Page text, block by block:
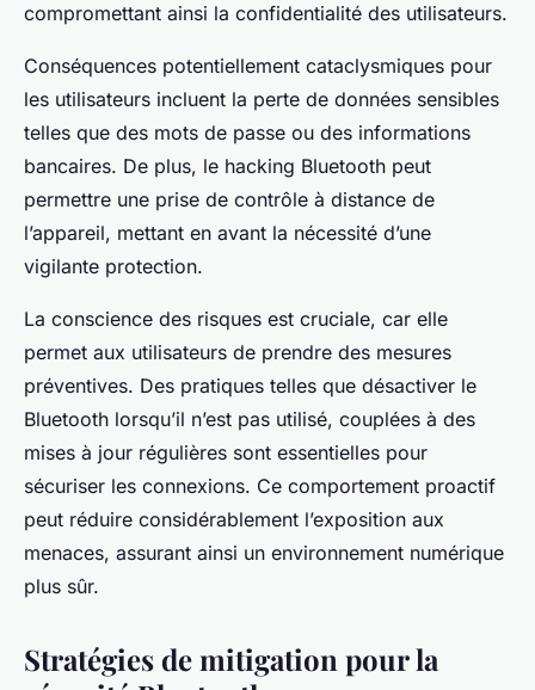
compromettant ainsi la confidentialité des utilisateurs.
Conséquences potentiellement cataclysmiques pour
les utilisateurs incluent la perte de données sensibles
telles que des mots de passe ou des informations
bancaires. De plus, le hacking Bluetooth peut
permettre une prise de contrôle à distance de
l’appareil, mettant en avant la nécessité d’une
vigilante protection.
La conscience des risques est cruciale, car elle
permet aux utilisateurs de prendre des mesures
préventives. Des pratiques telles que désactiver le
Bluetooth lorsqu’il n’est pas utilisé, couplées à des
mises à jour régulières sont essentielles pour
sécuriser les connexions. Ce comportement proactif
peut réduire considérablement l’exposition aux
menaces, assurant ainsi un environnement numérique
plus sûr.
Stratégies de mitigation pour la